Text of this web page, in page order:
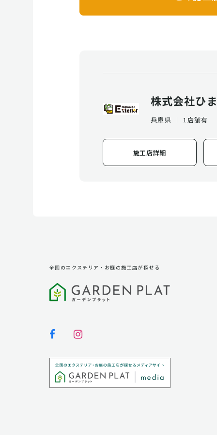
株式会社ひ
兵庫県 1店舗有
施工店詳細
全国のエクステリア・お庭の施工店が探せる